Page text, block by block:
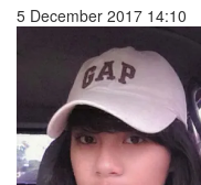
5 December 2017 14:10